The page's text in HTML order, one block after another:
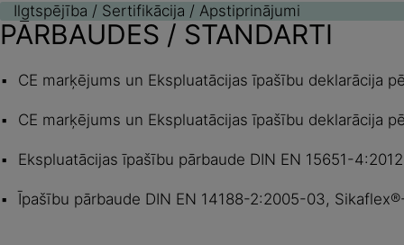
Ilgtspējība / Sertifikācija / Apstiprinājumi
PĀRBAUDES / STANDARTI
CE marķējums un Ekspluatācijas īpašību deklarācija
CE marķējums un Ekspluatācijas īpašību deklarācija
Ekspluatācijas īpašību pārbaude DIN EN 15651-
Īpašību pārbaude DIN EN 14188-2:2005-03,